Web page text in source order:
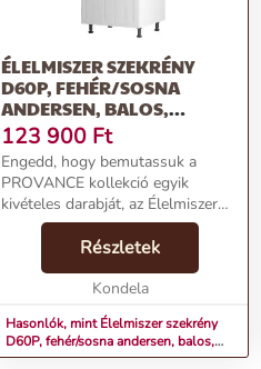
ÉLELMISZER SZEKRÉNY
D60P, FEHÉR/SOSNA
ANDERSEN, BALOS,
PROVANCE
123 900 Ft
Engedd, hogy bemutassuk a
PROVANCE kollekció egyik
kivételes darabját, az Élelmiszer
szekrényt D60P-t! Ez a
fehér/sosna andersen
színkombinációjú balos szekrény
nemcsak elegáns, hanem
rendkívül prakti...
Részletek
Kondela
Hasonlók, mint Élelmiszer szekrény
D60P, fehér/sosna andersen, balos,
PROVANCE